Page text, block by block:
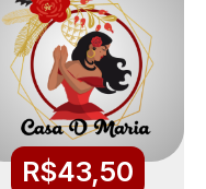
R$43,50